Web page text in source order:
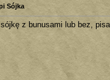
Sójka
sójkę z bunusami lub bez,